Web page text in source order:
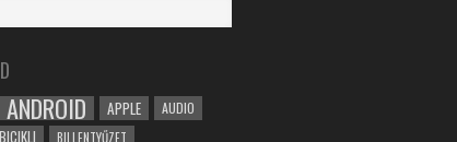
ANDROID APPLE AUDIO
BICIKLI BILLENTYŰZET